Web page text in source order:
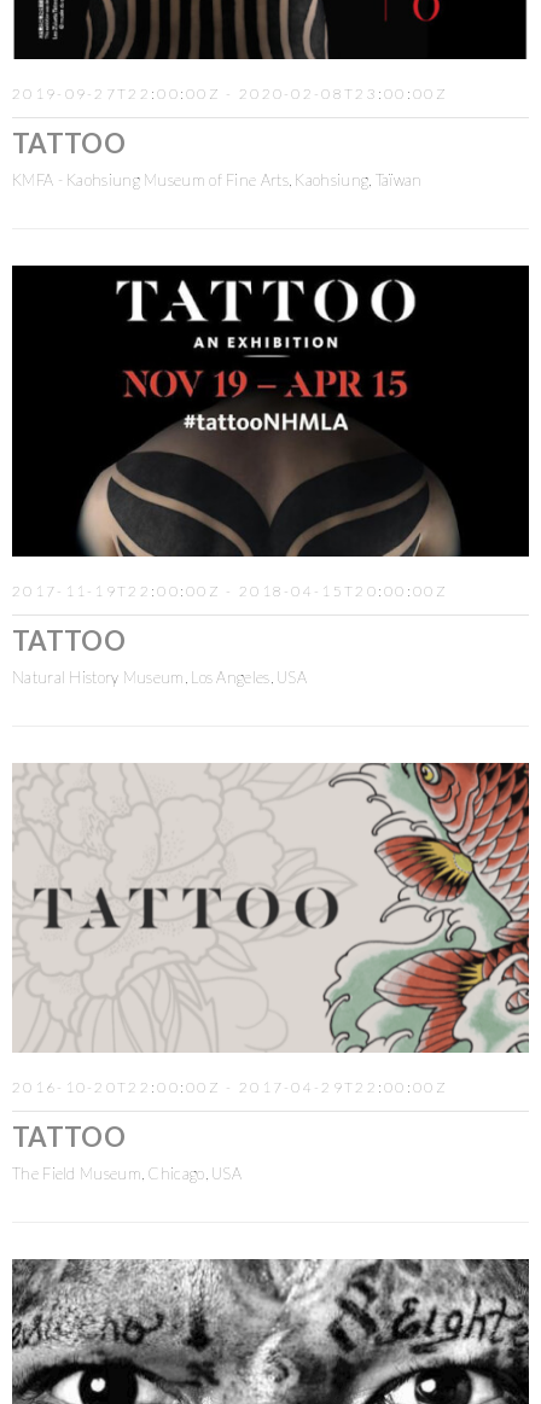
2019-09-27T22:00:00Z - 2020-02-08T23:00:00Z
TATTOO
KMFA - Kaohsiung Museum of Fine Arts, Kaohsiung, Taïwan
2017-11-19T22:00:00Z - 2018-04-15T20:00:00Z
TATTOO
Natural History Museum, Los Angeles, USA
2016-10-20T22:00:00Z - 2017-04-29T22:00:00Z
TATTOO
The Field Museum, Chicago, USA